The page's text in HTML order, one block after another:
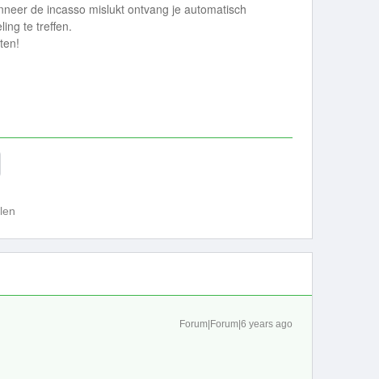
de incasso mislukt ontvang je automatisch
te treffen.
Forum|Forum|6 years ago